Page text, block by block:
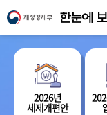
2026년
세제개편안